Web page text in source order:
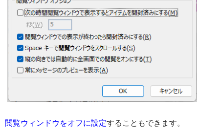
閲覧ウィンドウをオフに設定することもできます。